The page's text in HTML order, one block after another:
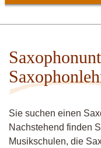
Sie suchen einen
Nachstehend finden
Musikschulen, die